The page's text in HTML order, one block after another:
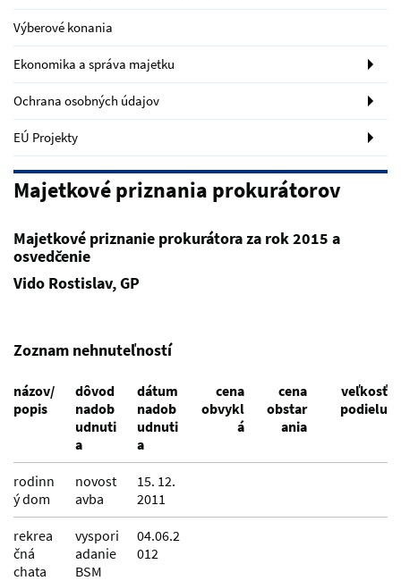
Výberové konania
Ekonomika a správa majetku
Ochrana osobných údajov
EÚ Projekty
Majetkové priznania prokurátorov
Majetkové priznanie prokurátora za rok 2015 a
osvedčenie
Vido Rostislav, GP
Zoznam nehnuteľností
názov/
popis
dôvod
nadob
udnuti
a
dátum
nadob
udnuti
a
cena
obvykl
á
cena
obstar
ania
veľkosť
podielu
rodinn
ý dom
novost
avba
15. 12.
2011
rekrea
čná
chata
vyspori
adanie
BSM
04.06.2
012